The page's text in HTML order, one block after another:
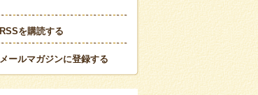
RSSを購読する
メールマガジンに登録する